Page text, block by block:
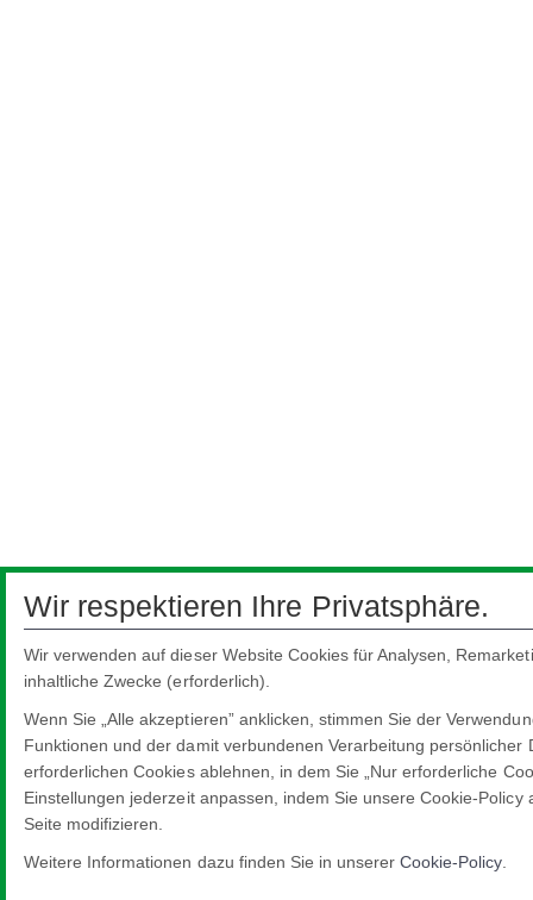
Wir respektieren Ihre Privatsphäre.
Wir verwenden auf dieser Website Cookies für Analysen,
inhaltliche Zwecke (erforderlich).
Wenn Sie „Alle akzeptieren” anklicken, stimmen Sie der
Funktionen und der damit verbundenen Verarbeitung persönlicher
erforderlichen Cookies ablehnen, in dem Sie „Nur erforderliche
Einstellungen jederzeit anpassen, indem Sie unsere Cookie-
Seite modifizieren.
Weitere Informationen dazu finden Sie in unsererCookie-Policy.